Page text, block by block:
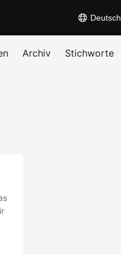
Deutsch
Archiv Stichworte